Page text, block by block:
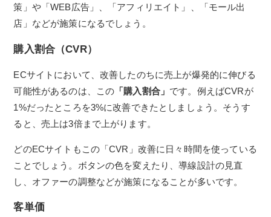
策」や「WEB広告」、「アフィリエイト」、「モール出
店」などが施策になるでしょう。
購入割合（CVR）
ECサイトにおいて、改善したのちに売上が爆発的に伸びる
可能性があるのは、この 「購入割合」 です。例えばCVRが
1%だったところを3%に改善できたとしましょう。そうす
ると、売上は3倍まで上がります。
どのECサイトもこの「CVR」改善に日々時間を使っている
ことでしょう。ボタンの色を変えたり、導線設計の見直
し、オファーの調整などが施策になることが多いです。
客単価